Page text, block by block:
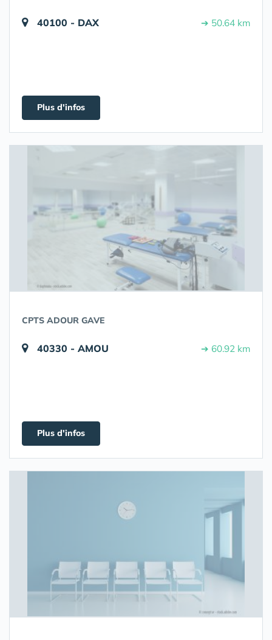
40100 - DAX ➔ 50.64 km
Plus d'infos
CPTS ADOUR GAVE
40330 - AMOU ➔ 60.92 km
Plus d'infos